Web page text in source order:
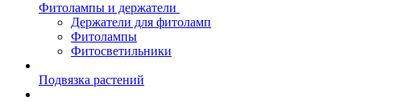
Фитолампы и держатели
Держатели для фитоламп
Фитолампы
Фитосветильники
Подвязка растений